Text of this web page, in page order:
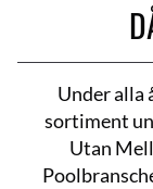
Under alla
sortiment
Utan